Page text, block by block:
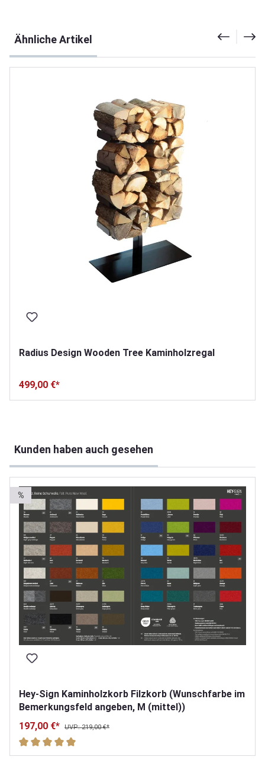
Ähnliche Artikel
Radius Design Wooden Tree Kaminholzregal
499,00 €*
Kunden haben auch gesehen
%
Hey-Sign Kaminholzkorb Filzkorb (Wunschfarbe im
Bemerkungsfeld angeben, M (mittel))
197,00 €*
UVP: 219,00 €*
Durchschnittliche Bewertung von 5 von 5 Sternen